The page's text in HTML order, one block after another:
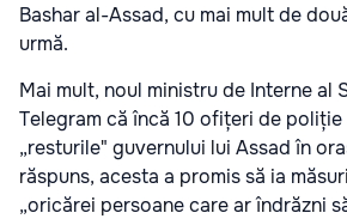
Bashar al-Assad, cu mai mult de
urmă.
Mai mult, noul ministru de Interne al
Telegram că încă 10 ofițeri de
„resturile" guvernului lui Assad în
răspuns, acesta a promis să ia
„oricărei persoane care ar îndrăzni